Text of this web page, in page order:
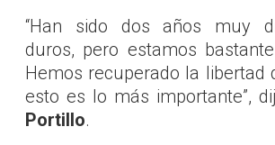
“Han sido dos años muy
duros, pero estamos
Hemos recuperado la libertad
esto es lo más importante”,
Portillo.